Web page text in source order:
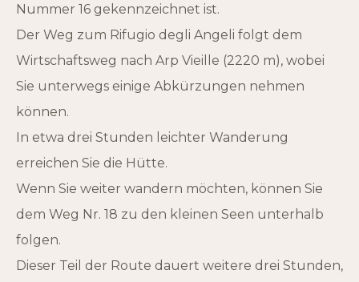
Nummer 16 gekennzeichnet ist.
Der Weg zum Rifugio degli Angeli folgt dem
Wirtschaftsweg nach Arp Vieille (2220 m), wobei
Sie unterwegs einige Abkürzungen nehmen
können.
In etwa drei Stunden leichter Wanderung
erreichen Sie die Hütte.
Wenn Sie weiter wandern möchten, können Sie
dem Weg Nr. 18 zu den kleinen Seen unterhalb
folgen.
Dieser Teil der Route dauert weitere drei Stunden,